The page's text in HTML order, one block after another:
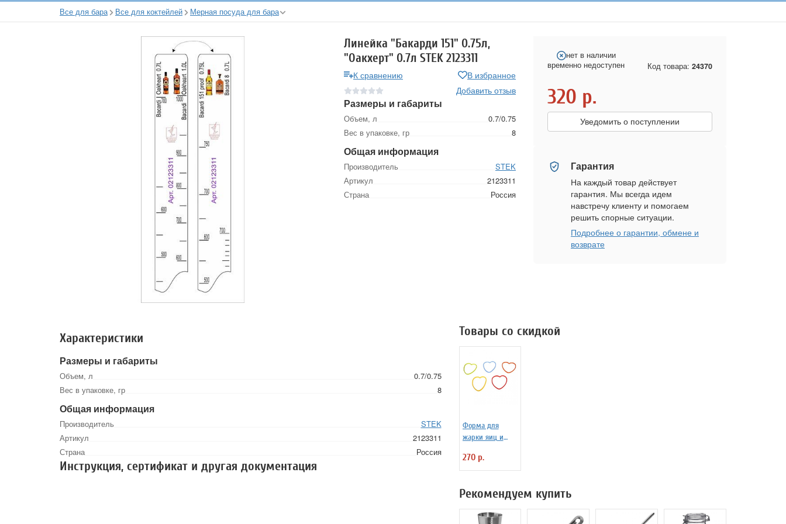
Все для бара Все для коктейлей Мерная посуда для бара
Линейка "Бакарди 151" 0.75л,
"Оакхерт" 0.7л STEK 2123311
К сравнению
В избранное
Добавить отзыв
Размеры и габариты
Объем, л
0.7/0.75
Вес в упаковке, гр
8
Общая информация
Производитель
STEK
Артикул
2123311
Страна
Россия
нет в наличии
временно недоступен
Код товара: 24370
320 р.
Уведомить о поступлении
Гарантия
На каждый товар действует
гарантия. Мы всегда идем
навстречу клиенту и помогаем
решить спорные ситуации.
Подробнее о гарантии, обмене и
возврате
Характеристики
Размеры и габариты
Объем, л
0.7/0.75
Вес в упаковке, гр
8
Общая информация
Производитель
STEK
Артикул
2123311
Страна
Россия
Инструкция, сертификат и другая документация
Товары со скидкой
Форма для
жарки яиц и
силиконовая
Любовь
270 р.
Рекомендуем купить